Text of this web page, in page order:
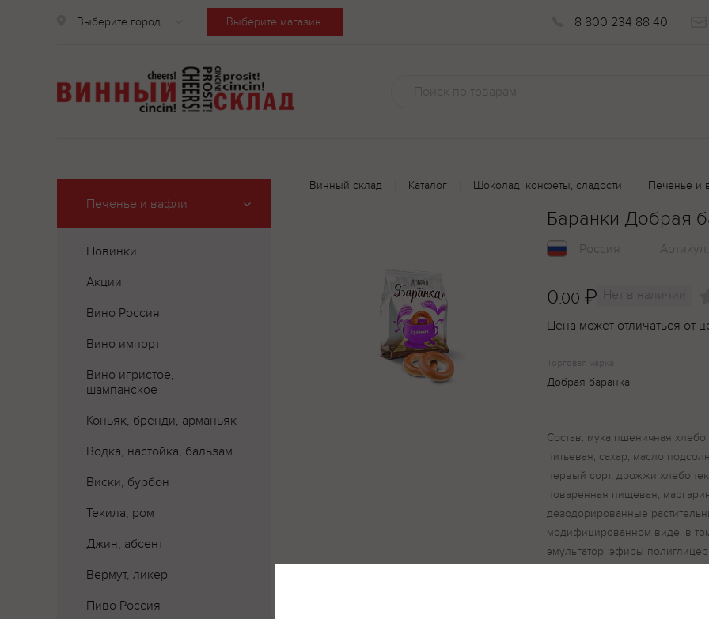
Выберите город Выберите магазин 8 800 234 88 40
Печенье и вафли
Новинки
Акции
Вино Россия
Вино импорт
Вино игристое,
шампанское
Коньяк, бренди, арманьяк
Водка, настойка, бальзам
Виски, бурбон
Текила, ром
Джин, абсент
Вермут, ликер
Пиво Россия
Винный склад Каталог Шоколад, конфеты, сладости Печенье и
Баранки Добрая
Россия Артикул:
0.00 ₽ Нет в наличии
Цена может отличаться от
Торговая марка
Добрая баранка
Состав: мука пшеничная
питьевая, сахар, масло
первый сорт, дрожжи
поваренная пищевая,
дезодорированные
модифицированном виде, в
эмульгатор: эфиры
диглицериды жирных кислот,
калия, регулятор кислотности
ароматизатор, краситель